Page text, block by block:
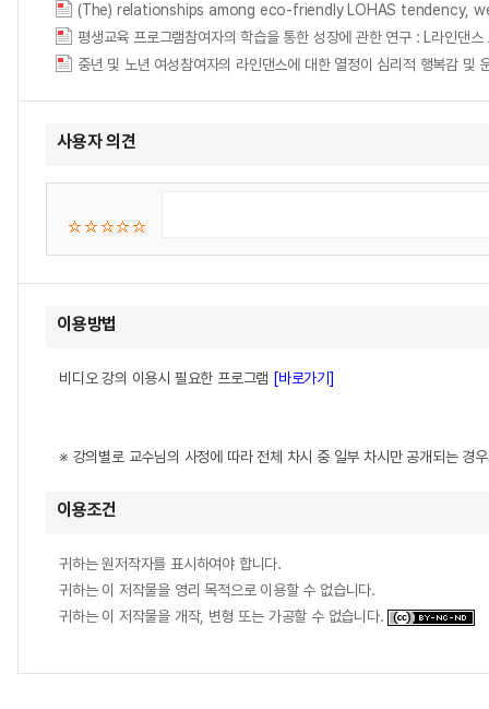
(The) relationships among eco-friendly LOHAS tendency,
중년 및 노년 여성참여자의 라인댄스에 대한 열정이 심리적 행복감 및
사용자 의견
이용방법
비디오 강의 이용시 필요한 프로그램 [바로가기]
※ 강의별로 교수님의 사정에 따라 전체 차시 중 일부 차시만 공개되는 경
이용조건
귀하는 원저작자를 표시하여야 합니다.
귀하는 이 저작물을 영리 목적으로 이용할 수 없습니다.
귀하는 이 저작물을 개작, 변형 또는 가공할 수 없습니다.